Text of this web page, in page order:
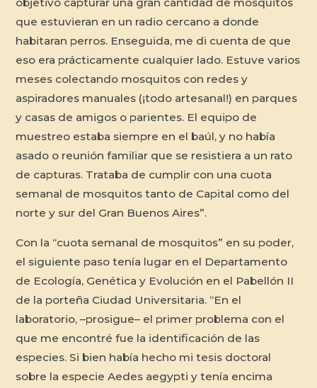
que estuvieran en un radio cercano a donde
habitaran perros. Enseguida, me di cuenta de que
eso era prácticamente cualquier lado. Estuve varios
meses colectando mosquitos con redes y
aspiradores manuales (¡todo artesanal!) en parques
y casas de amigos o parientes. El equipo de
muestreo estaba siempre en el baúl, y no había
asado o reunión familiar que se resistiera a un rato
de capturas. Trataba de cumplir con una cuota
semanal de mosquitos tanto de Capital como del
norte y sur del Gran Buenos Aires”.
Con la “cuota semanal de mosquitos” en su poder,
el siguiente paso tenía lugar en el Departamento
de Ecología, Genética y Evolución en el Pabellón II
de la porteña Ciudad Universitaria. “En el
laboratorio, –prosigue– el primer problema con el
que me encontré fue la identificación de las
especies. Si bien había hecho mi tesis doctoral
sobre la especieAedes aegypti y tenía encima